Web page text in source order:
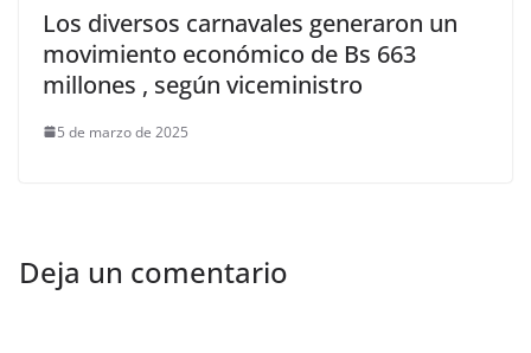
Los diversos carnavales generaron un
movimiento económico de Bs 663
millones , según viceministro
5 de marzo de 2025
Deja un comentario